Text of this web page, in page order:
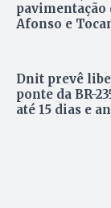
pavimentação
Afonso e
Dnit prevê
ponte da BR-
até 15 dias e